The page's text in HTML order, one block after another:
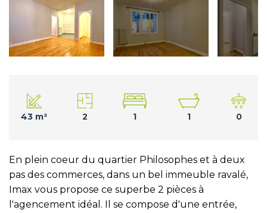
43 m² 2 1 1 0
En plein coeur du quartier Philosophes et à deux
pas des commerces, dans un bel immeuble ravalé,
Imax vous propose ce superbe 2 pièces à
l'agencement idéal. Il se compose d'une entrée,